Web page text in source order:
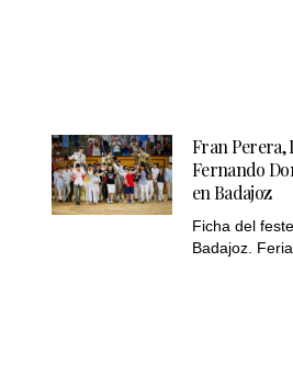
Fran Perera,
Fernando
en Badajoz
Ficha del
Badajoz.